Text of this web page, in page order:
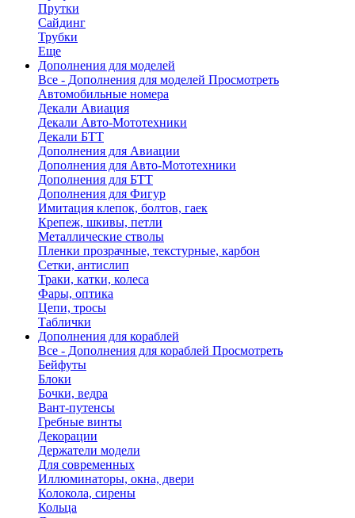
Прутки
Сайдинг
Трубки
Еще
Дополнения для моделей
Все - Дополнения для моделей Просмотреть
Автомобильные номера
Декали Авиация
Декали Авто-Мототехники
Декали БТТ
Дополнения для Авиации
Дополнения для Авто-Мототехники
Дополнения для БТТ
Дополнения для Фигур
Имитация клепок, болтов, гаек
Крепеж, шкивы, петли
Металлические стволы
Пленки прозрачные, текстурные, карбон
Сетки, антислип
Траки, катки, колеса
Фары, оптика
Цепи, тросы
Таблички
Дополнения для кораблей
Все - Дополнения для кораблей Просмотреть
Бейфуты
Блоки
Бочки, ведра
Вант-путенсы
Гребные винты
Декорации
Держатели модели
Для современных
Иллюминаторы, окна, двери
Колокола, сирены
Кольца